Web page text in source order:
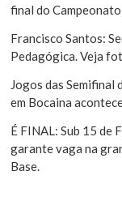
final do
Francisco Santos:
Pedagógica. Veja
Jogos das Semifinal
em Bocaina
É FINAL: Sub 15 de
garante vaga na
Base.